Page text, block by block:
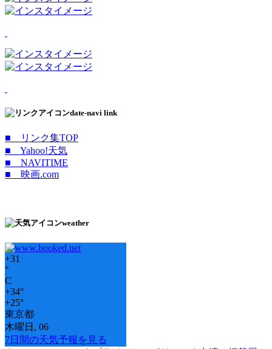
date-navi link
■ リンク集TOP
■ Yahoo!天気
■ NAVITIME
■ 映画.com
weather
+31
°
C
+34°
+25°
東京都
木曜日, 06
7日間の天気予報を見る